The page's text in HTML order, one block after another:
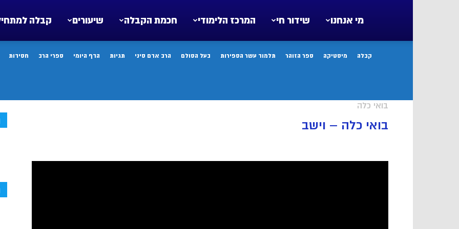
קבלה שיעורים חכמת הקבלה המרכז הלימודי שידור חי מי אנחנו
קבלה מיסטיקה ספר הזוהר תלמוד עשר הספירות בעל הסולם הרב אדם סיני תגיות הדף היומי ספרי הרב חסידות
בואי כלה
בואי כלה – וישב